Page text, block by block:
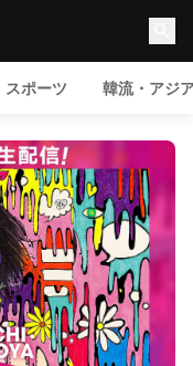
スポーツ 韓流・アジ